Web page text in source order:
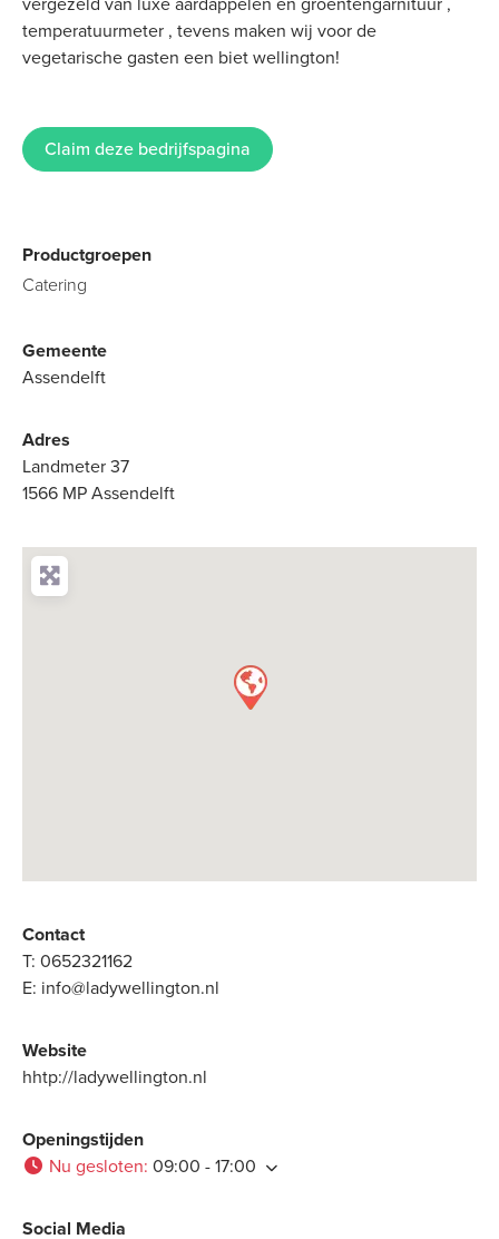
temperatuurmeter , tevens maken wij voor de
vegetarische gasten een biet wellington!
Claim deze bedrijfspagina
Productgroepen
Catering
Gemeente
Assendelft
Adres
Landmeter 37
1566 MP Assendelft
Contact
T: 0652321162
E: info@ladywellington.nl
Website
hhtp://ladywellington.nl
Openingstijden
Nu gesloten: 09:00 - 17:00
Social Media